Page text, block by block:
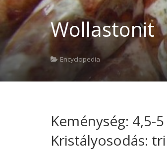
Wollastonit
Encyclopedia
Keménység: 4,5-
Kristályosodás: